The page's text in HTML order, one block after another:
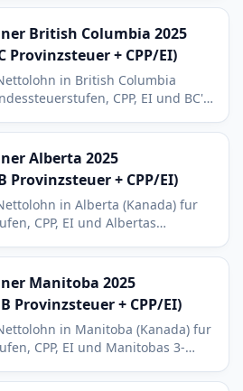
British Columbia 2025
Provinzsteuer + CPP/EI)
in British Columbia
CPP, EI und BC's
Alberta 2025
Provinzsteuer + CPP/EI)
in Alberta (Kanada) fur
CPP, EI und Albertas
Kanadas.
Manitoba 2025
Provinzsteuer + CPP/EI)
in Manitoba (Kanada) fur
CPP, EI und Manitobas 3-